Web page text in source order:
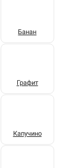
Банан
Графит
Капучино